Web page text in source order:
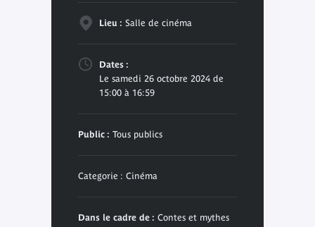
Lieu : Salle de cinéma
Dates :
Le samedi 26 octobre 2024 de
15:00 à 16:59
Public : Tous publics
Categorie : Cinéma
Dans le cadre de : Contes et mythes